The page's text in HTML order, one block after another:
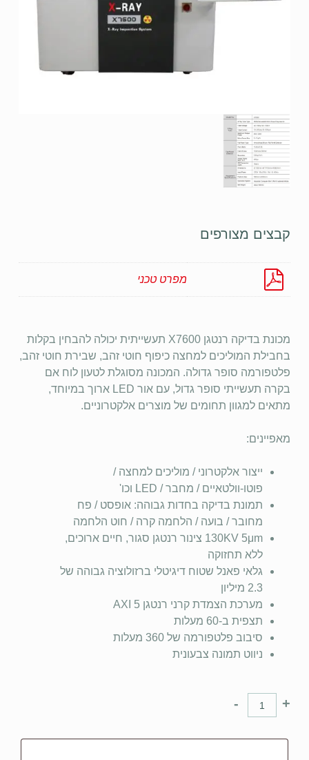
קבצים מצורפים
מפרט טכני
מכונת בדיקה רנטגן X7600 תעשייתית יכולה להבחין בקלות
בחבילת המוליכים למחצה כיפוף חוטי זהב, שבירת חוטי זהב,
פלטפורמה סופר גדולה. המכונה מסוגלת לטעון לוח אם
בקרה תעשייתי סופר גדול, עם אור LED ארוך במיוחד,
מתאים למגוון תחומים של מוצרים אלקטרוניים.
מאפיינים:
ייצור אלקטרוני / מוליכים למחצה /
פוטו-וולטאיים / מחבר / LED וכו'
תמונת בדיקה בחדות גבוהה: אופסט / פח
מחובר / בועה / הלחמה קרה / חוט הלחמה
130KV 5μm צינור רנטגן סגור, חיים ארוכים,
ללא תחזוקה
גלאי פאנל שטוח דיגיטלי ברזולוציה גבוהה של
2.3 מיליון
מערכת הצמדת קרני רנטגן 5 AXI
תצפית ב-60 מעלות
סיבוב פלטפורמה של 360 מעלות
ניווט תמונה צבעונית
+
-